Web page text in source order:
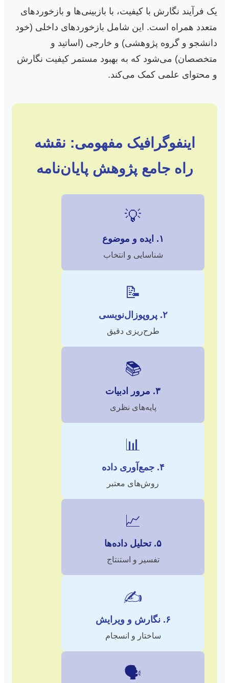
یک فرآیند نگارش با کیفیت، با بازبینی‌ها و بازخوردهای
متعدد همراه است. این شامل بازخوردهای داخلی (خود
دانشجو و گروه پژوهشی) و خارجی (اساتید و
متخصصان) می‌شود که به بهبود مستمر کیفیت نگارش
و محتوای علمی کمک می‌کند.
اینفوگرافیک مفهومی: نقشه
راه جامع پژوهش پایان‌نامه
💡
۱. ایده و موضوع
شناسایی و انتخاب
📝
۲. پروپوزال‌نویسی
طرح‌ریزی دقیق
📚
۳. مرور ادبیات
پایه‌های نظری
📊
۴. جمع‌آوری داده
روش‌های معتبر
📈
۵. تحلیل داده‌ها
تفسیر و استنتاج
✍️
۶. نگارش و ویرایش
ساختار و انسجام
🗣️